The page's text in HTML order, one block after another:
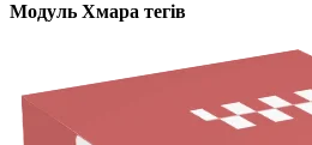
Модуль Хмара тегів